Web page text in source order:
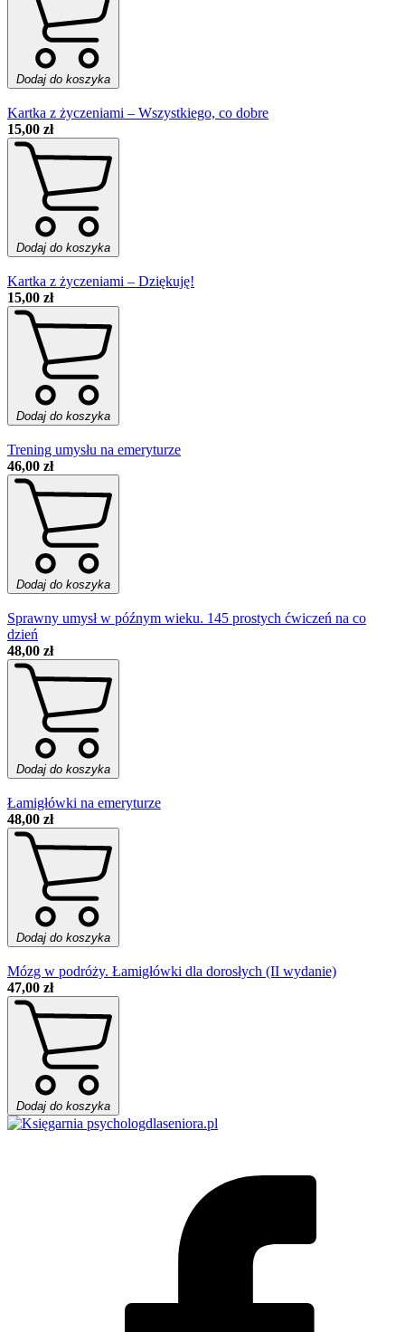
Dodaj do koszyka
Kartka z życzeniami – Wszystkiego, co dobre
15,00 zł
Dodaj do koszyka
Kartka z życzeniami – Dziękuję!
15,00 zł
Dodaj do koszyka
Trening umysłu na emeryturze
46,00 zł
Dodaj do koszyka
Sprawny umysł w późnym wieku. 145 prostych ćwiczeń na co
dzień
48,00 zł
Dodaj do koszyka
Łamigłówki na emeryturze
48,00 zł
Dodaj do koszyka
Mózg w podróży. Łamigłówki dla dorosłych (II wydanie)
47,00 zł
Dodaj do koszyka